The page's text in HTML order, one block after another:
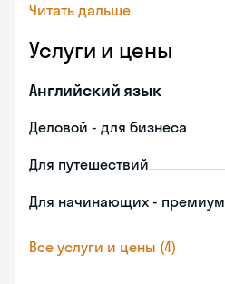
Читать дальше
Услуги и цены
Английский язык
Деловой - для бизнеса
Для путешествий
Для начинающих - премиум
Все услуги и цены (4)